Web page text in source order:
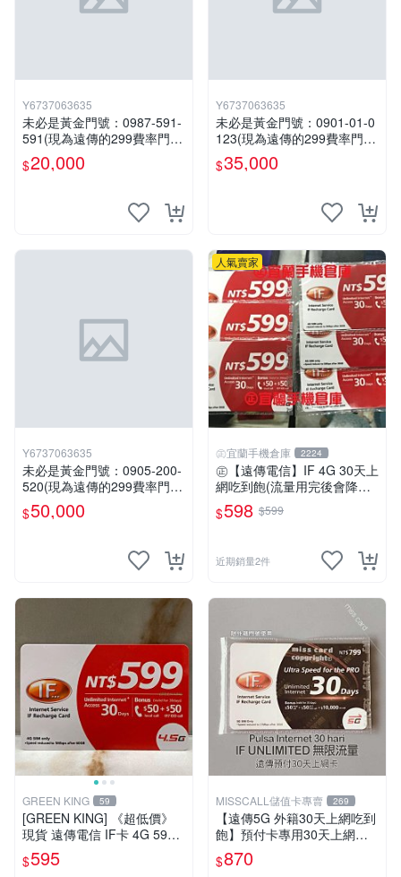
Y6737063635
未必是黃金門號：0987-591-
591(現為遠傳的299費率門
號，屆時將以無約狀態過
戶)。
$20,000
Y6737063635
未必是黃金門號：0901-01-0
123(現為遠傳的299費率門
號，屆時將以無約狀態過
戶)。
$35,000
Y6737063635
未必是黃金門號：0905-200-
520(現為遠傳的299費率門
號，屆時將以無約狀態過
戶)。
$50,000
人氣賣家
㊣宜蘭手機倉庫 2224
㊣【遠傳電信】IF 4G 30天上
網吃到飽(流量用完後會降速)
限外籍人士專用㊣宜蘭手機倉
庫
$598 $599
近期銷量2件
GREEN KING 59
[GREEN KING] 《超低價》
現貨 遠傳電信 IF卡 4G 599 3
0天網路吃到飽 儲值卡 網卡
網路儲值卡 上網卡
$595
MISSCALL儲值卡專賣 269
【遠傳5G 外籍30天上網吃到
飽】預付卡專用30天上網補
充卡/儲值卡．Internet ifu 5G
⚡MissCall儲值卡專賣
$870